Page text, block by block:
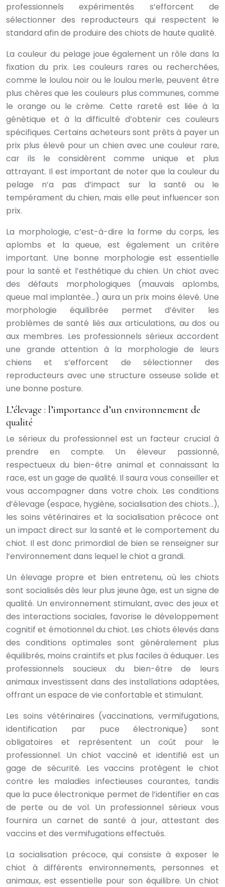
professionnels expérimentés s’efforcent de
sélectionner des reproducteurs qui respectent le
standard afin de produire des chiots de haute qualité.
La couleur du pelage joue également un rôle dans la
fixation du prix. Les couleurs rares ou recherchées,
comme le loulou noir ou le loulou merle, peuvent être
plus chères que les couleurs plus communes, comme
le orange ou le crème. Cette rareté est liée à la
génétique et à la difficulté d’obtenir ces couleurs
spécifiques. Certains acheteurs sont prêts à payer un
prix plus élevé pour un chien avec une couleur rare,
car ils le considèrent comme unique et plus
attrayant. Il est important de noter que la couleur du
pelage n’a pas d’impact sur la santé ou le
tempérament du chien, mais elle peut influencer son
prix.
La morphologie, c’est-à-dire la forme du corps, les
aplombs et la queue, est également un critère
important. Une bonne morphologie est essentielle
pour la santé et l’esthétique du chien. Un chiot avec
des défauts morphologiques (mauvais aplombs,
queue mal implantée…) aura un prix moins élevé. Une
morphologie équilibrée permet d’éviter les
problèmes de santé liés aux articulations, au dos ou
aux membres. Les professionnels sérieux accordent
une grande attention à la morphologie de leurs
chiens et s’efforcent de sélectionner des
reproducteurs avec une structure osseuse solide et
une bonne posture.
L’élevage : l’importance d’un environnement de
qualité
Le sérieux du professionnel est un facteur crucial à
prendre en compte. Un éleveur passionné,
respectueux du bien-être animal et connaissant la
race, est un gage de qualité. Il saura vous conseiller et
vous accompagner dans votre choix. Les conditions
d’élevage (espace, hygiène, socialisation des chiots…),
les soins vétérinaires et la socialisation précoce ont
un impact direct sur la santé et le comportement du
chiot. Il est donc primordial de bien se renseigner sur
l’environnement dans lequel le chiot a grandi.
Un élevage propre et bien entretenu, où les chiots
sont socialisés dès leur plus jeune âge, est un signe de
qualité. Un environnement stimulant, avec des jeux et
des interactions sociales, favorise le développement
cognitif et émotionnel du chiot. Les chiots élevés dans
des conditions optimales sont généralement plus
équilibrés, moins craintifs et plus faciles à éduquer. Les
professionnels soucieux du bien-être de leurs
animaux investissent dans des installations adaptées,
offrant un espace de vie confortable et stimulant.
Les soins vétérinaires (vaccinations, vermifugations,
identification par puce électronique) sont
obligatoires et représentent un coût pour le
professionnel. Un chiot vacciné et identifié est un
gage de sécurité. Les vaccins protègent le chiot
contre les maladies infectieuses courantes, tandis
que la puce électronique permet de l’identifier en cas
de perte ou de vol. Un professionnel sérieux vous
fournira un carnet de santé à jour, attestant des
vaccins et des vermifugations effectués.
La socialisation précoce, qui consiste à exposer le
chiot à différents environnements, personnes et
animaux, est essentielle pour son équilibre. Un chiot